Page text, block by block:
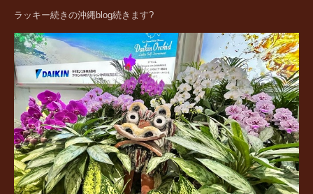
ラッキー続きの沖縄blog続きます?